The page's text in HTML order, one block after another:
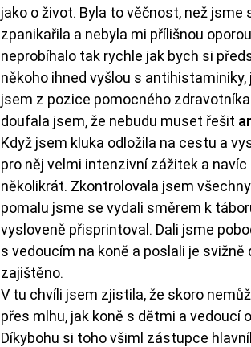
jako o život. Byla to věčnost, než
zpanikařila a nebyla mi přílišnou
neprobíhalo tak rychle jak bych si
někoho ihned vyšlou s
jsem z pozice pomocného
doufala jsem, že nebudu muset řešit
Když jsem kluka odložila na cestu a
pro něj velmi intenzivní zážitek a
několikrát. Zkontrolovala jsem
pomalu jsme se vydali směrem k
vysloveně přisprintoval. Dali jsme
s vedoucím na koně a poslali je
zajištěno.
V tu chvíli jsem zjistila, že skoro
přes mlhu, jak koně s dětmi a vedoucí
Díkybohu si toho všiml zástupce